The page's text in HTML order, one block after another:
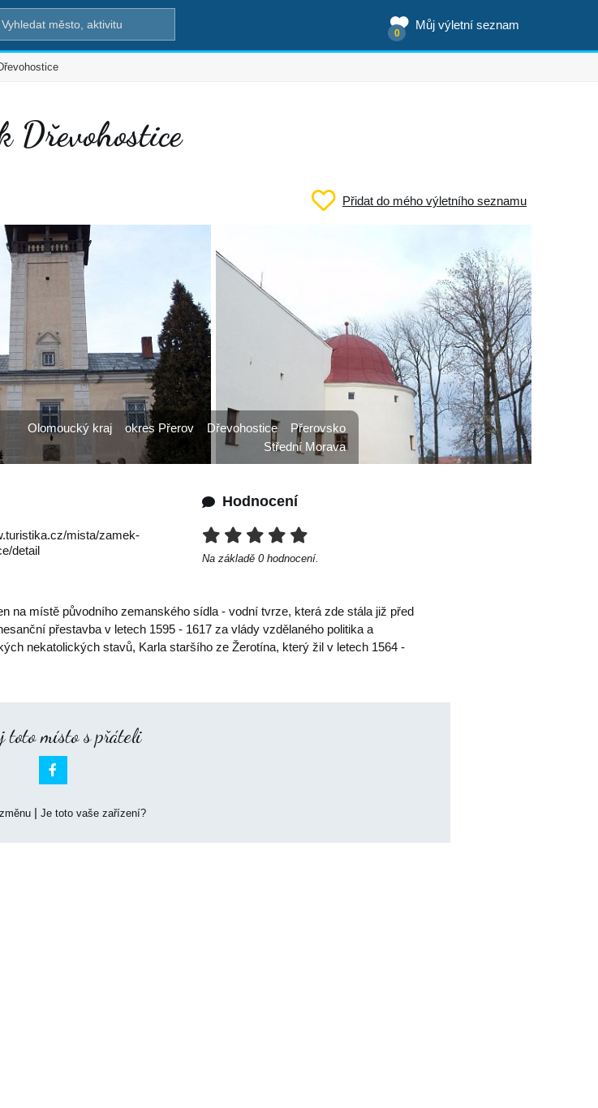
Můj výletní seznam
0
Dřevohostice
Přidat do mého výletního seznamu
mista/zamek-
detail
Hodnocení
Na základě 0 hodnocení.
na místě původního zemanského sídla - vodní tvrze, která zde stála již před
přestavba v letech 1595 - 1617 za vlády vzdělaného politika a
nekatolických stavů, Karla staršího ze Žerotína, který žil v letech 1564 -
Olomoucký kraj okres Přerov Dřevohostice
Přerovsko
Střední Morava
toto místo s přáteli

| Je toto vaše zařízení?